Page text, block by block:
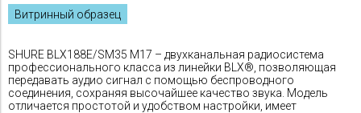
Витринный образец
SHURE BLX188E/SM35 M17 – двухканальная радиосистема
профессионального класса из линейки BLX®, позволяющая
передавать аудио сигнал с помощью беспроводного
соединения, сохраняя высочайшее качество звука. Модель
отличается простотой и удобством настройки, имеет